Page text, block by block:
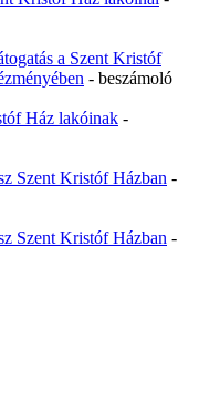
a Szent Kristóf
- beszámoló
Ház lakóinak -
Szent Kristóf Házban -
Szent Kristóf Házban -